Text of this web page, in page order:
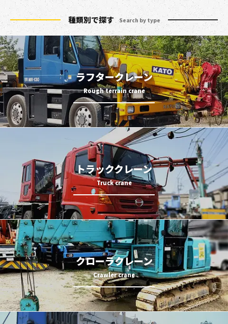
種類別で探す Search by type
ラフタークレーン
トラッククレーン
クローラクレーン